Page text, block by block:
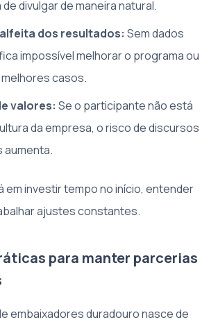
divulgar de maneira natural.
dos resultados: Sem dados
impossível melhorar o programa ou
casos.
valores: Se o participante não está
da empresa, o risco de discursos
aumenta.
em investir tempo no início, entender
ajustes constantes.
para manter parcerias
embaixadores duradouro nasce de